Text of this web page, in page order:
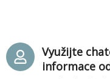
Využijte
informace